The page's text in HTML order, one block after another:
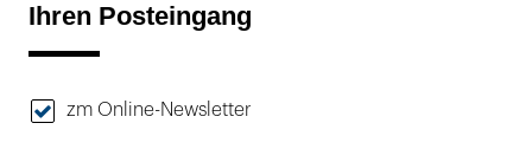
Ihren Posteingang
zm Online-Newsletter